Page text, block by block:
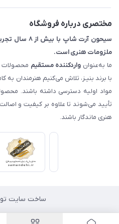
مختصری درباره فروشگاه
سیحون آرت
ملزومات هنری است.
ما به‌عنوان واردکننده مستقیم محصولات
با برند بنیـز، تلاش می‌کنیم هنرمندان
مواد اولیه دسترسی داشته باشند.
تأیید می‌شوند تا علاوه بر کیفیت و
هنری ماندگار باشند.
ساخت سایت